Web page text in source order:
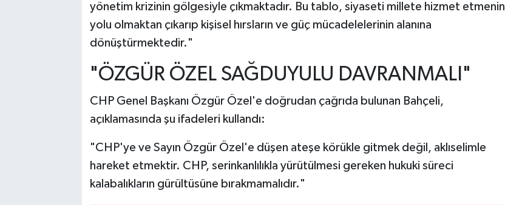
yönetim krizinin gölgesiyle çıkmaktadır. Bu tablo, siyaseti millete hizmet etmenin
yolu olmaktan çıkarıp kişisel hırsların ve güç mücadelelerinin alanına
dönüştürmektedir."
"ÖZGÜR ÖZEL SAĞDUYULU DAVRANMALI"
CHP Genel Başkanı Özgür Özel'e doğrudan çağrıda bulunan Bahçeli,
açıklamasında şu ifadeleri kullandı:
"CHP'ye ve Sayın Özgür Özel'e düşen ateşe körükle gitmek değil, aklıselimle
hareket etmektir. CHP, serinkanlılıkla yürütülmesi gereken hukuki süreci
kalabalıkların gürültüsüne bırakmamalıdır."